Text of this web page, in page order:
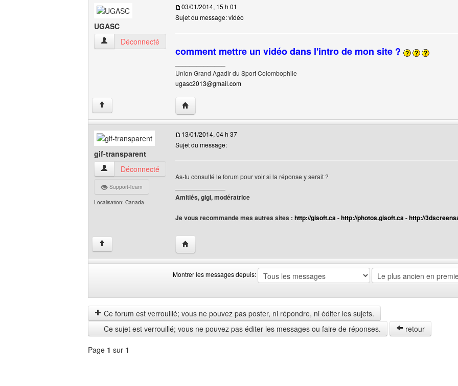
UGASC
UGASC Voir le profil de l'utilisateur
Déconnecté
03/01/2014, 15 h 01
Sujet du message: vidéo
comment mettre un vidéo dans l'intro de mon site ?
Union Grand Agadir du Sport Colombophile
ugasc2013@gmail.com
↑ Visiter le site web de l'utilisateur: UGASC
gif-transparent
gif-transparent Voir le profil de l'utilisateur
Déconnecté
Support-Team
Localisation: Canada
13/01/2014, 04 h 37
Sujet du message:
As-tu consulté le forum pour voir si la réponse y serait ?
Amitiés, gigi, modératrice
Je vous recommande mes autres sites : http://gisoft.ca-http://photos.gisoft.ca-http://
↑ Visiter le site web de l'utilisateur: gif-transparent
Montrer les messages depuis:
les
messages
depuis
by
Ce forum est verrouillé; vous ne pouvez pas poster, ni répondre, ni éditer les sujets.
Ce sujet est verrouillé; vous ne pouvez pas éditer les messages ou faire de réponses.
retour
Page 1 sur 1